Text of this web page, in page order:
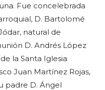
Fue concelebrada
D. Bartolomé
natural de
D. Andrés López
la Santa Iglesia
Juan Martínez Rojas,
padre D. Ángel